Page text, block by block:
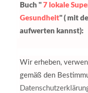
Buch " 7 lokale
Gesundheit" ( mit
aufwerten kannst):
Wir erheben,
gemäß den